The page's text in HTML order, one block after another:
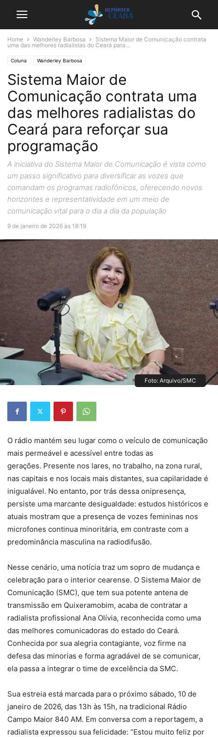
Home Wanderley Barbosa
Sistema Maior de Comunicação contrata
uma das melhores radialistas do Ceará para...
Coluna Wanderley Barbosa
Sistema Maior de
Comunicação contrata uma
das melhores radialistas do
Ceará para reforçar sua
programação
A iniciativa do Sistema Maior de Comunicação é vista como
um passo significativo para diversificar as vozes que
comandam os programas radiofônicos, oferecendo novos
horizontes e representatividade em um meio de
comunicação vital para o dia a dia da população
9 de janeiro de 2026 às 18:19
Foto: Arquivo/SMC
O rádio mantém seu lugar como o veículo de comunicação
mais permeável e acessível entre todas as
gerações. Presente nos lares, no trabalho, na zona rural,
nas capitais e nos locais mais distantes, sua capilaridade é
inigualável. No entanto, por trás dessa onipresença,
persiste uma marcante desigualdade: estudos históricos e
atuais mostram que a presença de vozes femininas nos
microfones continua minoritária, em contraste com a
predominância masculina na radiodifusão.
Nesse cenário, uma notícia traz um sopro de mudança e
celebração para o interior cearense. O Sistema Maior de
Comunicação (SMC), que tem sua potente antena de
transmissão em Quixeramobim, acaba de contratar a
radialista profissional Ana Olívia, reconhecida como uma
das melhores comunicadoras do estado do Ceará.
Conhecida por sua alegria contagiante, voz firme na
defesa das minorias e forma agradável de se comunicar,
ela passa a integrar o time de excelência da SMC.
Sua estreia está marcada para o próximo sábado, 10 de
janeiro de 2026, das 13h às 15h, na tradicional Rádio
Campo Maior 840 AM. Em conversa com a reportagem, a
radialista expressou sua felicidade: “Estou muito feliz por